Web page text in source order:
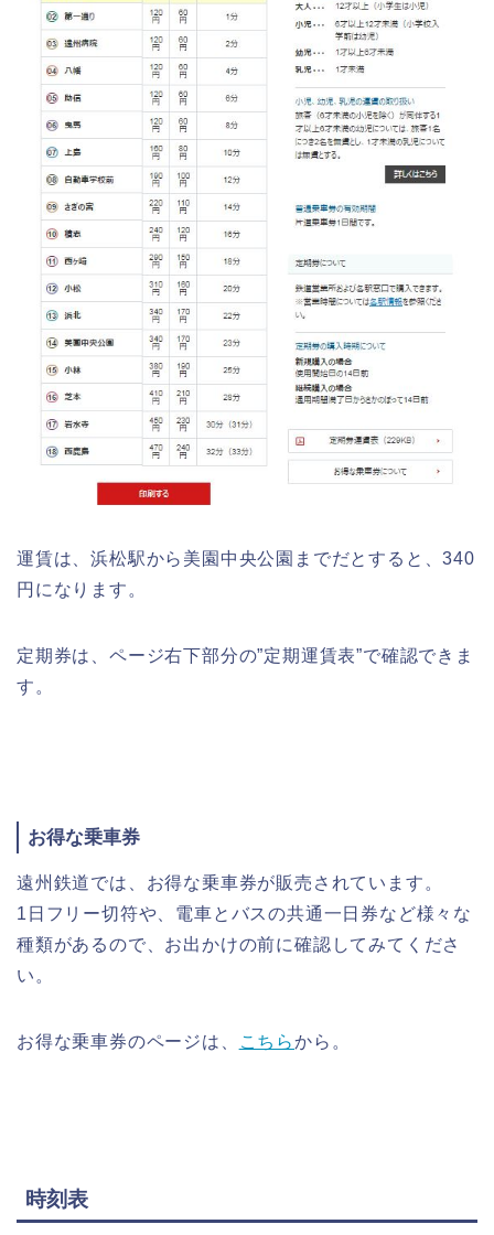
運賃は、浜松駅から美園中央公園までだとすると、340
円になります。
定期券は、ページ右下部分の”定期運賃表”で確認できま
す。
お得な乗車券
遠州鉄道では、お得な乗車券が販売されています。
1日フリー切符や、電車とバスの共通一日券など様々な
種類があるので、お出かけの前に確認してみてくださ
い。
お得な乗車券のページは、 こちらから。
時刻表